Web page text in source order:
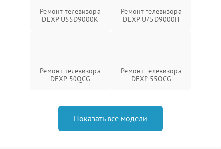
Ремонт телевизора
DEXP U55D9000K
Ремонт телевизора
DEXP U75D9000H
Ремонт телевизора
DEXP 50QCG
Ремонт телевизора
DEXP 55OCG
Показать все модели